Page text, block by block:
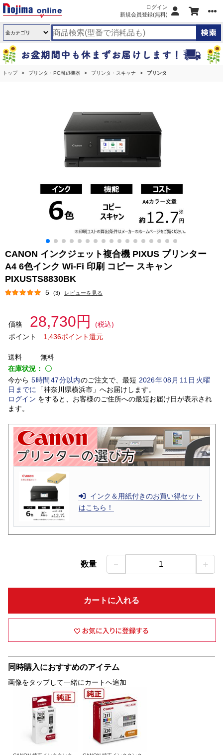
ログイン
新規会員登録(無料)
トップ プリンタ・PC周辺機器 プリンタ・スキャナ プリンタ
CANON インクジェット複合機 PIXUS プリンター
A4 6色インク Wi-Fi 印刷 コピー スキャン
PIXUSTS8830BK
5 (3) レビューを見る
価格 28,730円
(税込)
ポイント
1,436ポイント還元
送料
無料
在庫状況： 〇
今から 5時間 47分以内のご注文で、最短 2026年08 月 11 日火曜
日 までに 「神奈川県横浜市」 へお届けします。
ログイン をすると、お客様のご住所への最短お届け日が表示され
ます。
インク＆用紙付きのお買い得セット
はこちら！
数量 － 1 ＋
カートに入れる
同時購入におすすめのアイテム
画像をタップして一緒にカートへ追加